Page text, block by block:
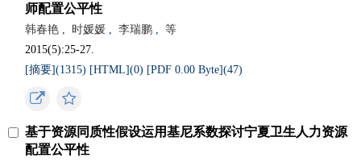
师配置公平性
韩春艳 , 时媛媛 , 李瑞鹏 ,
等
2015(5):25-27.
[摘要](1315) [HTML](0) [PDF 0.00 Byte](47)
基于资源同质性假设运用基尼系数探讨宁夏卫生人力资源
配置公平性